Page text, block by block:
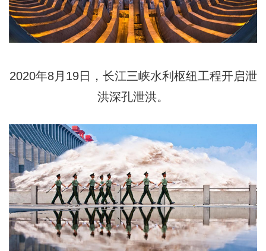
2020年8月19日，长江三峡水利枢纽工程开启泄
洪深孔泄洪。